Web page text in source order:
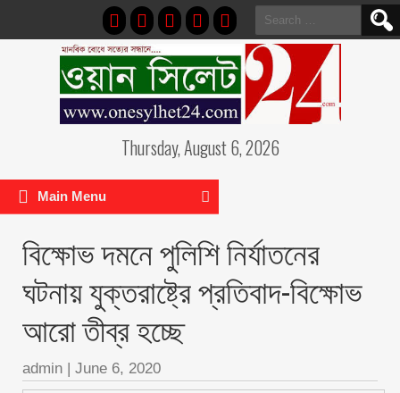
Search
for:
Thursday, August 6, 2026
Main Menu
বিক্ষোভ দমনে পুলিশি নির্যাতনের
ঘটনায় যুক্তরাষ্ট্রে প্রতিবাদ-বিক্ষোভ
আরো তীব্র হচ্ছে
admin | June 6, 2020